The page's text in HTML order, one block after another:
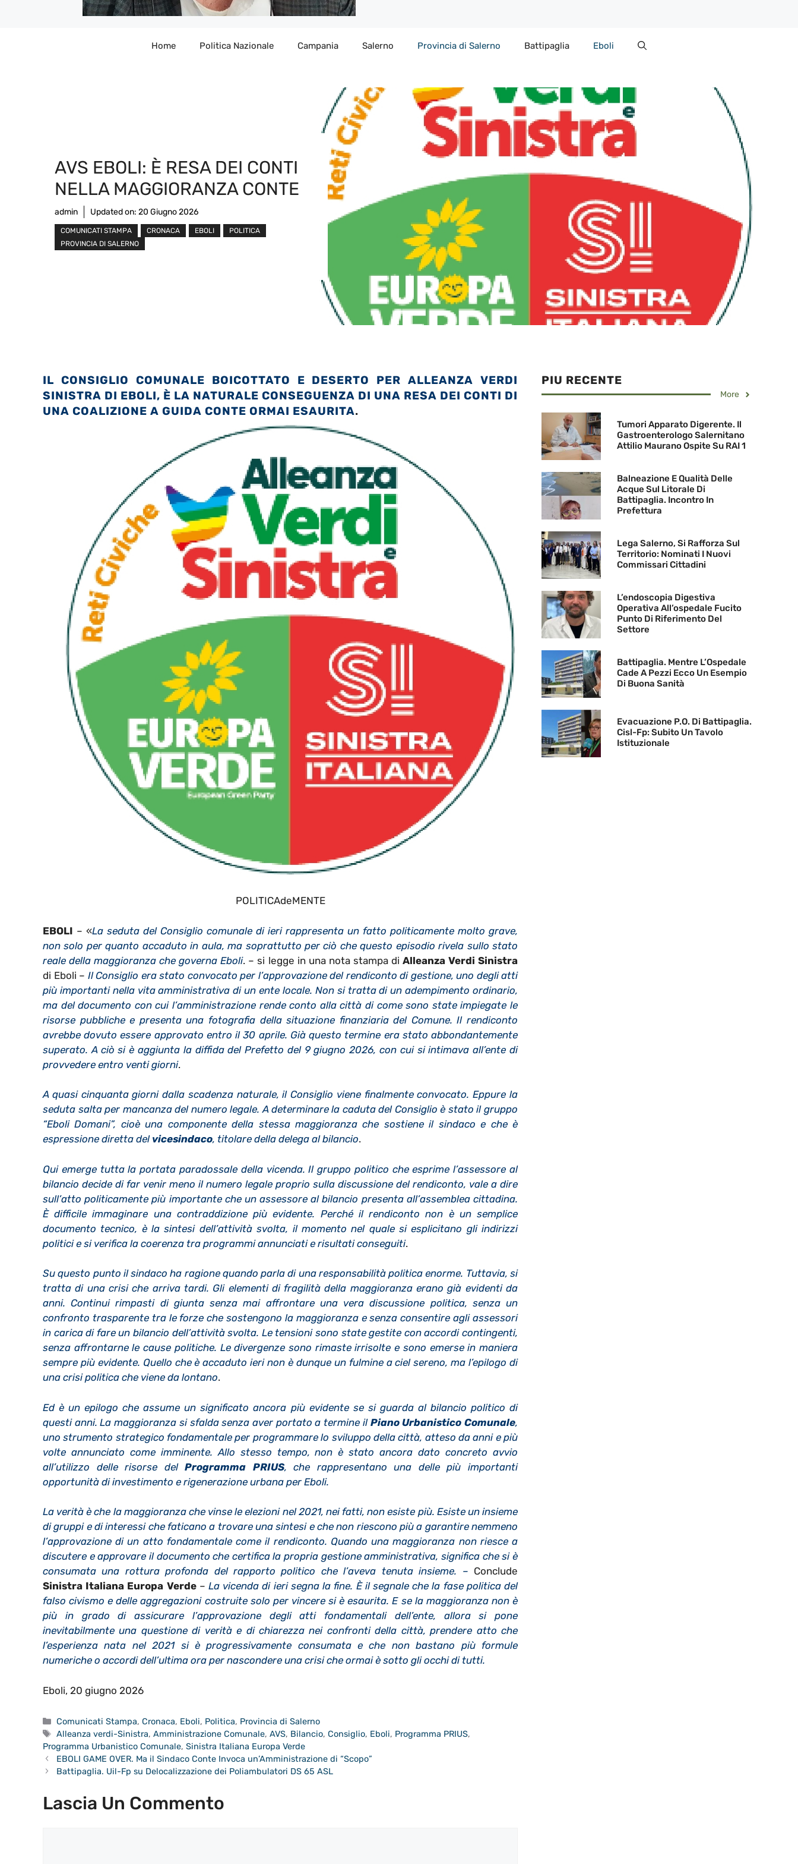
Home Politica Nazionale Campania Salerno Provincia di Salerno Battipaglia Eboli
AVS EBOLI: È RESA DEI CONTI
NELLA MAGGIORANZA CONTE
admin Updated on: 20 Giugno 2026
COMUNICATI STAMPA CRONACA EBOLI
POLITICA
PROVINCIA DI SALERNO
IL CONSIGLIO COMUNALE BOICOTTATO E DESERTO PER ALLEANZA VERDI
SINISTRA DI EBOLI, È LA NATURALE CONSEGUENZA DI UNA RESA DEI CONTI DI
UNA COALIZIONE A GUIDA CONTE ORMAI ESAURITA.
POLITICAdeMENTE
EBOLI – «La seduta del Consiglio comunale di ieri rappresenta un fatto politicamente molto grave,
non solo per quanto accaduto in aula, ma soprattutto per ciò che questo episodio rivela sullo stato
reale della maggioranza che governa Eboli. – si legge in una nota stampa di Alleanza Verdi Sinistra
di Eboli – Il Consiglio era stato convocato per l’approvazione del rendiconto di gestione, uno degli atti
più importanti nella vita amministrativa di un ente locale. Non si tratta di un adempimento ordinario,
ma del documento con cui l’amministrazione rende conto alla città di come sono state impiegate le
risorse pubbliche e presenta una fotografia della situazione finanziaria del Comune. Il rendiconto
avrebbe dovuto essere approvato entro il 30 aprile. Già questo termine era stato abbondantemente
superato. A ciò si è aggiunta la diffida del Prefetto del 9 giugno 2026, con cui si intimava all’ente di
provvedere entro venti giorni.
A quasi cinquanta giorni dalla scadenza naturale, il Consiglio viene finalmente convocato. Eppure la
seduta salta per mancanza del numero legale. A determinare la caduta del Consiglio è stato il gruppo
“Eboli Domani”, cioè una componente della stessa maggioranza che sostiene il sindaco e che è
espressione diretta del vicesindaco, titolare della delega al bilancio.
Qui emerge tutta la portata paradossale della vicenda. Il gruppo politico che esprime l’assessore al
bilancio decide di far venir meno il numero legale proprio sulla discussione del rendiconto, vale a dire
sull’atto politicamente più importante che un assessore al bilancio presenta all’assemblea cittadina.
È difficile immaginare una contraddizione più evidente. Perché il rendiconto non è un semplice
documento tecnico, è la sintesi dell’attività svolta, il momento nel quale si esplicitano gli indirizzi
politici e si verifica la coerenza tra programmi annunciati e risultati conseguiti.
Su questo punto il sindaco ha ragione quando parla di una responsabilità politica enorme. Tuttavia, si
tratta di una crisi che arriva tardi. Gli elementi di fragilità della maggioranza erano già evidenti da
anni. Continui rimpasti di giunta senza mai affrontare una vera discussione politica, senza un
confronto trasparente tra le forze che sostengono la maggioranza e senza consentire agli assessori
in carica di fare un bilancio dell’attività svolta. Le tensioni sono state gestite con accordi contingenti,
senza affrontarne le cause politiche. Le divergenze sono rimaste irrisolte e sono emerse in maniera
sempre più evidente. Quello che è accaduto ieri non è dunque un fulmine a ciel sereno, ma l’epilogo di
una crisi politica che viene da lontano.
Ed è un epilogo che assume un significato ancora più evidente se si guarda al bilancio politico di
questi anni. La maggioranza si sfalda senza aver portato a termine il Piano Urbanistico Comunale,
uno strumento strategico fondamentale per programmare lo sviluppo della città, atteso da anni e più
volte annunciato come imminente. Allo stesso tempo, non è stato ancora dato concreto avvio
all’utilizzo delle risorse delProgramma PRIUS, che rappresentano una delle più importanti
opportunità di investimento e rigenerazione urbana per Eboli.
La verità è che la maggioranza che vinse le elezioni nel 2021, nei fatti, non esiste più. Esiste un insieme
di gruppi e di interessi che faticano a trovare una sintesi e che non riescono più a garantire nemmeno
l’approvazione di un atto fondamentale come il rendiconto. Quando una maggioranza non riesce a
discutere e approvare il documento che certifica la propria gestione amministrativa, significa che si è
consumata una rottura profonda del rapporto politico che l’aveva tenuta insieme. – Conclude
Sinistra Italiana Europa Verde–La vicenda di ieri segna la fine. È il segnale che la fase politica del
falso civismo e delle aggregazioni costruite solo per vincere si è esaurita. E se la maggioranza non è
più in grado di assicurare l’approvazione degli atti fondamentali dell’ente, allora si pone
inevitabilmente una questione di verità e di chiarezza nei confronti della città, prendere atto che
l’esperienza nata nel 2021 si è progressivamente consumata e che non bastano più formule
numeriche o accordi dell’ultima ora per nascondere una crisi che ormai è sotto gli occhi di tutti.
Eboli, 20 giugno 2026
Categorie
Comunicati Stampa,Cronaca, Eboli, Politica, Provincia di Salerno
Tag
Alleanza verdi-Sinistra,Amministrazione Comunale,AVS, Bilancio,Consiglio, Eboli, Programma PRIUS,
Programma Urbanistico Comunale, Sinistra Italiana Europa Verde
EBOLI GAME OVER. Ma il Sindaco Conte Invoca un’Amministrazione di “Scopo”
Battipaglia. Uil-Fp su Delocalizzazione dei Poliambulatori DS 65 ASL
Lascia Un Commento
PIU RECENTE
More
Tumori Apparato Digerente. Il
Gastroenterologo Salernitano
Attilio Maurano Ospite Su RAI 1
Balneazione E Qualità Delle
Acque Sul Litorale Di
Battipaglia. Incontro In
Prefettura
Lega Salerno, Si Rafforza Sul
Territorio: Nominati I Nuovi
Commissari Cittadini
L’endoscopia Digestiva
Operativa All’ospedale Fucito
Punto Di Riferimento Del
Settore
Battipaglia. Mentre L’Ospedale
Cade A Pezzi Ecco Un Esempio
Di Buona Sanità
Evacuazione P.O. Di Battipaglia.
Cisl-Fp: Subito Un Tavolo
Istituzionale